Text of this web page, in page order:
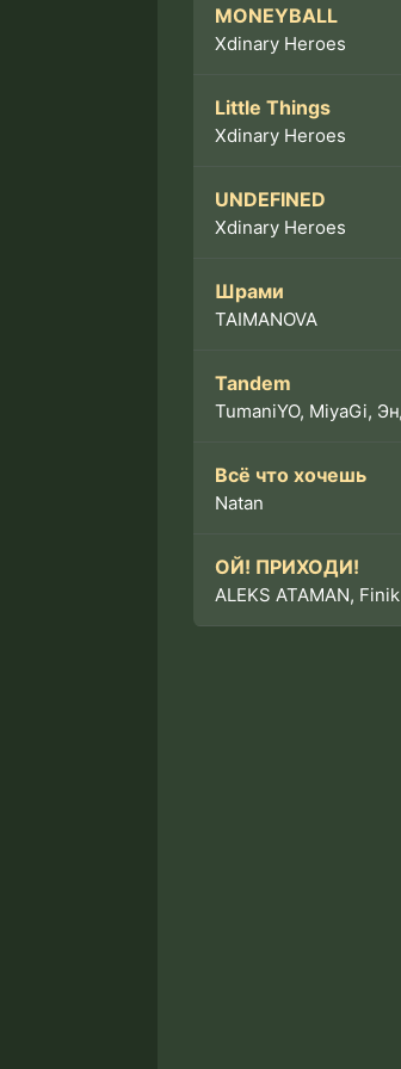
MONEYBALL
Xdinary Heroes
Little Things
Xdinary Heroes
UNDEFINED
Xdinary Heroes
Шрами
TAIMANOVA
Tandem
Всё что хочешь
Natan
ОЙ! ПРИХОДИ!
ALEKS ATAMAN, Finik